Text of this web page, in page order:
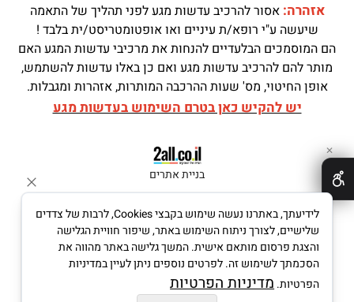
אזהרה: אסור להרכיב עדשות מגע לפני תהליך של התאמה
שיעשה ע"י רופא/ת עיניים ואו אופטומטריסט/ית בלבד !
הם המוסמכים הבלעדיים להנחות את מרכיבי עדשות המגע האם
מותר להם להרכיב עדשות מגע ואם כן באלו עדשות להשתמש,
אופן החיטוי, מס' שעות ההרכבה המותרות, אזהרות ומגבלות.
יש להקיש כאן בטרם השימוש בעדשות מגע
בניית אתרים
✕
לידיעתך, באתרנו נעשה שימוש בקבצי Cookies, לרבות של צדדים
שלישיים, לצורך ניתוח השימוש באתר, שיפור חוויית הגלישה
והצגת פרסום מותאם אישית. המשך גלישה באתר מהווה את
הסכמתך לשימוש זה. לפרטים נוספים ניתן לעיין במדיניות
הפרטיות.מדיניות הפרטיות